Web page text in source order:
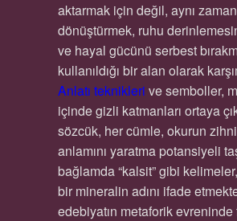
aktarmak için değil, aynı
dönüştürmek, ruhu
ve hayal gücünü serbest
kullanıldığı bir alan olarak
Anlatı teknikleri ve semboller,
içinde gizli katmanları ortaya
sözcük, her cümle, okurun
anlamını yaratma potansiyeli
bağlamda “kalsit” gibi
bir mineralin adını ifade
edebiyatın metaforik evreninde